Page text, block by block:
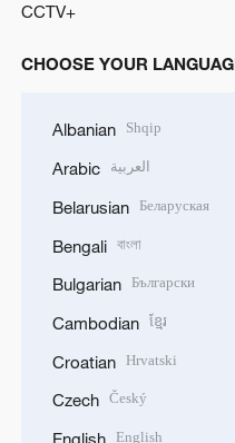
CCTV+
CHOOSE YOUR
Albanian Shqip
Arabic العربية
Belarusian Беларуская
Bengali বাংলা
Bulgarian Български
Cambodian ខ្មែរ
Croatian Hrvatski
Czech Český
English English